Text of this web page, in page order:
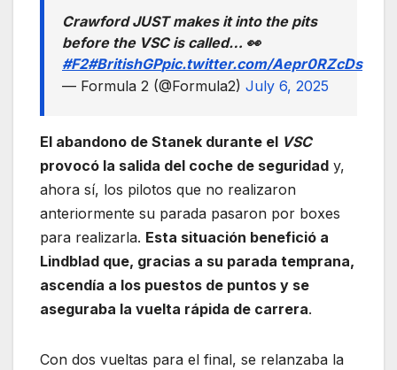
Crawford JUST makes it into the pits
before the VSC is called… 👀
#F2#BritishGPpic.twitter.com/Aepr0RZcDs
— Formula 2 (@Formula2) July 6, 2025
El abandono de Stanek durante el VSC
provocó la salida del coche de seguridad y,
ahora sí, los pilotos que no realizaron
anteriormente su parada pasaron por boxes
para realizarla. Esta situación benefició a
Lindblad que, gracias a su parada temprana,
ascendía a los puestos de puntos y se
aseguraba la vuelta rápida de carrera.
Con dos vueltas para el final, se relanzaba la